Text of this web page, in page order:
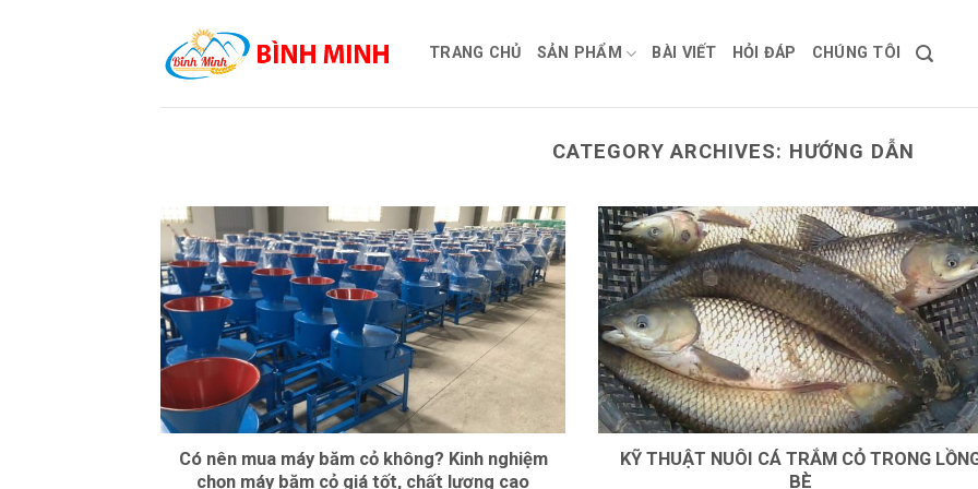
TRANG CHỦ SẢN PHẨM BÀI VIẾT HỎI ĐÁP CHÚNG TÔI
CATEGORY ARCHIVES: HƯỚNG DẪN
Có nên mua máy băm cỏ không? Kinh nghiệm
chọn máy băm cỏ giá tốt, chất lượng cao
KỸ THUẬT NUÔI CÁ TRẮM CỎ TRONG
BÈ